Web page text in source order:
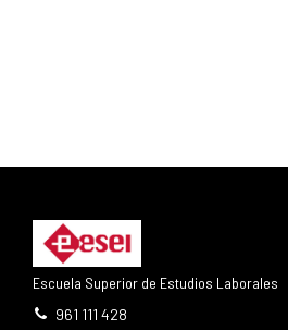
Escuela Superior de Estudios Laborales
961 111 428